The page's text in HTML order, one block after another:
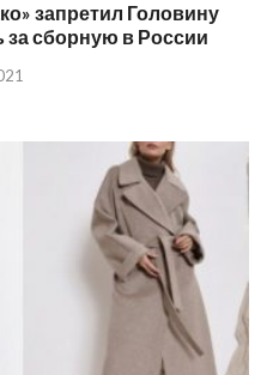
запретил Головину
за сборную в России